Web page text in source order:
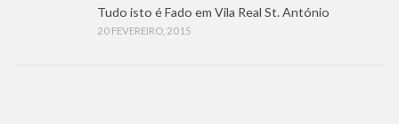
Tudo isto é Fado em Vila Real St. António
20 FEVEREIRO, 2015